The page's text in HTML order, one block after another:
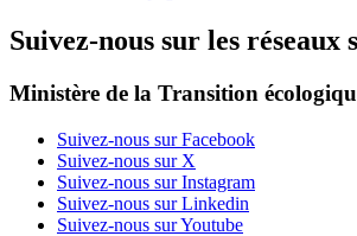
Suivez-nous sur les réseaux
Ministère de la Transition
Suivez-nous sur Facebook
Suivez-nous sur X
Suivez-nous sur Instagram
Suivez-nous sur Linkedin
Suivez-nous sur Youtube